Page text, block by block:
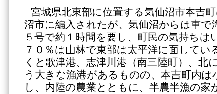
宮城県北東部に位置する気仙沼市本吉
沼市に編入されたが、気仙沼からは車で
５号で約１時間を要し、町民の気持ちは
７０％は山林で東部は太平洋に面してい
くと歌津港、志津川港（南三陸町）、北
う大きな漁港があるものの、本吉町内は
し、内陸の農業とともに、半農半漁の家